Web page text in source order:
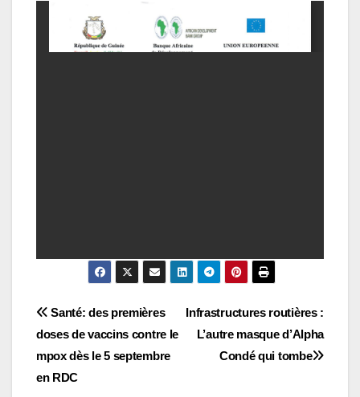
Navigation
de
l’article
Infrastructures routières :
L’autre masque d’Alpha
Condé qui tombe
Santé: des premières
doses de vaccins contre le
mpox dès le 5 septembre
en RDC